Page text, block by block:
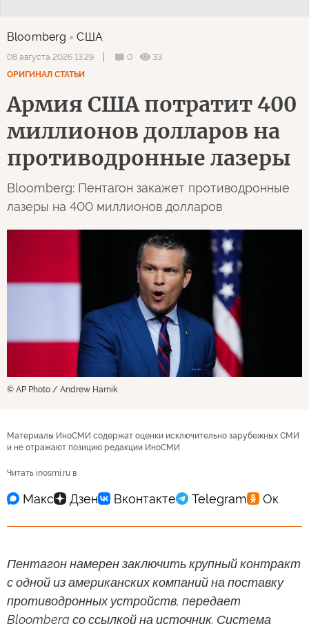
Bloomberg США
08 августа 2026 13:29 0
33
ОРИГИНАЛ СТАТЬИ
Армия США потратит 400
миллионов долларов на
противодронные лазеры
Bloomberg: Пентагон закажет противодронные
лазеры на 400 миллионов долларов
© AP Photo / Andrew Harnik
Материалы ИноСМИ содержат оценки исключительно зарубежных СМИ
и не отражают позицию редакции ИноСМИ
Читать inosmi.ru в
Пентагон намерен заключить крупный контракт
с одной из американских компаний на поставку
противодронных устройств, передает
Bloomberg со ссылкой на источник. Система